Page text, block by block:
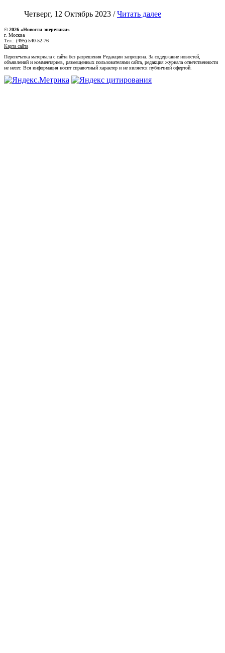
Четверг, 12 Октябрь 2023 /Читать далее
© 2026 «Новости энеретики»
г. Москва
Тел.: (495) 540-52-76
Карта сайта
Перепечатка материала с сайта без разрешения Редакции запрещена. За содержание новостей,
объявлений и комментариев, размещенных пользователями сайта, редакция журнала ответственности
не несет. Вся информация носит справочный характер и не является публичной офертой.